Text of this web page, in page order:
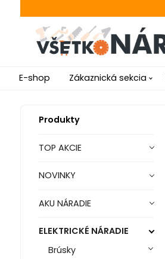
E-shop Zákaznická sekcia
Produkty
TOP AKCIE
NOVINKY
AKU NÁRADIE
ELEKTRICKÉ NÁRADIE
Brúsky